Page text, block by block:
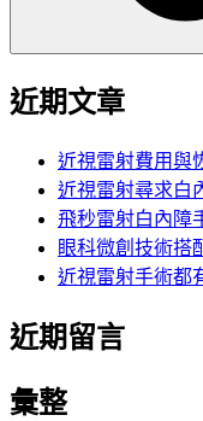
近期文章
近視雷射費用與
近視雷射尋求白
飛秒雷射白內障
眼科微創技術搭
近視雷射手術都
近期留言
彙整